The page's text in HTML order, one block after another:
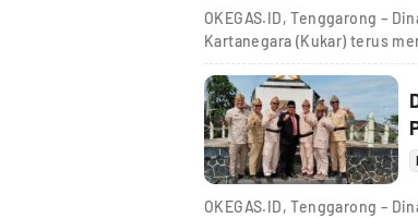
OKEGAS.ID, Tenggarong –
Kartanegara (Kukar) terus
OKEGAS.ID, Tenggarong –